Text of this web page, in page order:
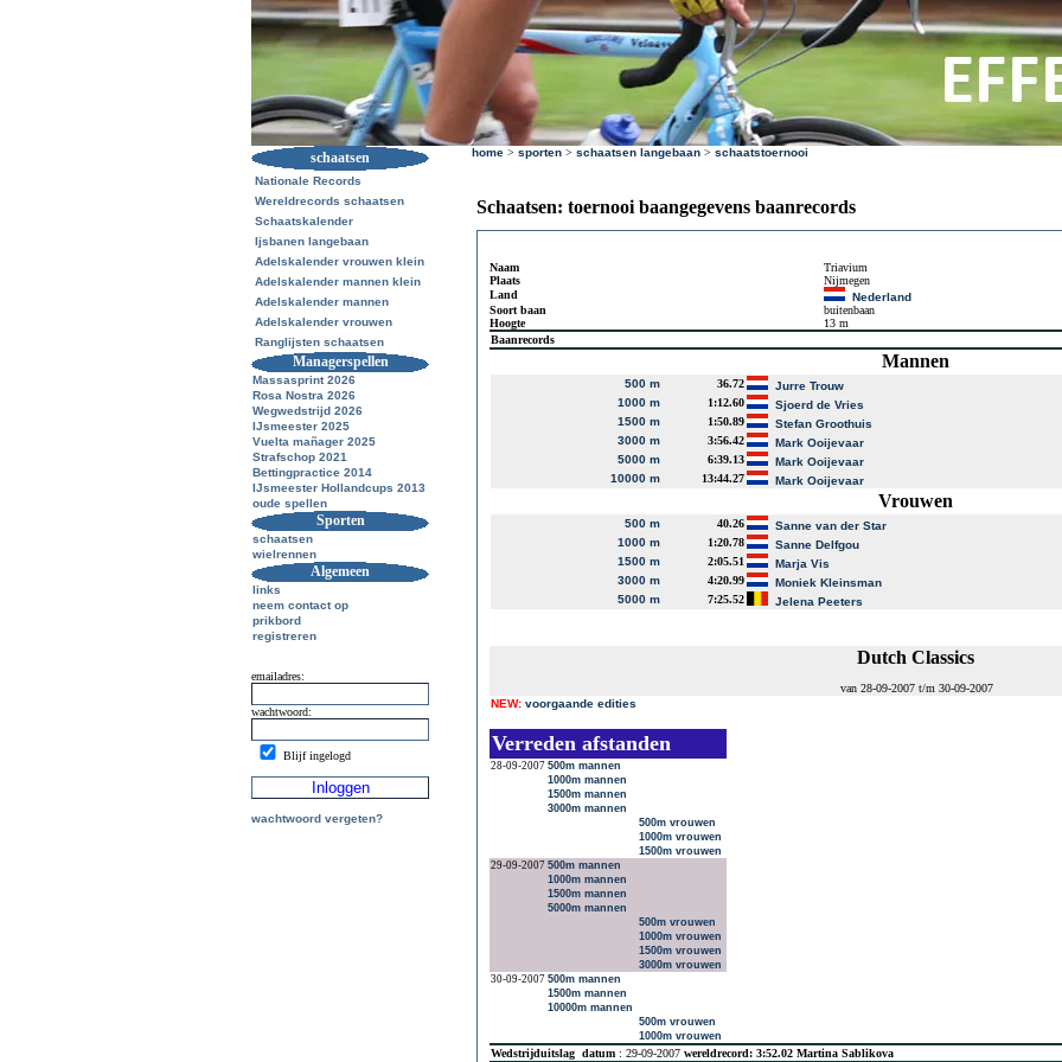
schaatsen
Nationale Records
Wereldrecords schaatsen
Schaatskalender
Ijsbanen langebaan
Adelskalender vrouwen klein
Adelskalender mannen klein
Adelskalender mannen
Adelskalender vrouwen
Ranglijsten schaatsen
Managerspellen
Massasprint 2026
Rosa Nostra 2026
Wegwedstrijd 2026
IJsmeester 2025
Vuelta mañager 2025
Strafschop 2021
Bettingpractice 2014
IJsmeester Hollandcups 2013
oude spellen
Sporten
schaatsen
wielrennen
Algemeen
links
neem contact op
prikbord
registreren
emailadres:
wachtwoord:
Blijf ingelogd
wachtwoord vergeten?
home > sporten > schaatsen langebaan > schaatstoernooi
Schaatsen: toernooi baangegevens baanrecords
Naam
Triavium
Plaats
Nijmegen
Land
Nederland
Soort baan
buitenbaan
Hoogte
13 m
Baanrecords
Mannen
500 m 36.72 Jurre Trouw
1000 m
1:12.60 Sjoerd de Vries
1500 m
1:50.89 Stefan Groothuis
3000 m
3:56.42 Mark Ooijevaar
5000 m
6:39.13 Mark Ooijevaar
10000 m
13:44.27 Mark Ooijevaar
Vrouwen
500 m 40.26 Sanne van der Star
1000 m
1:20.78 Sanne Delfgou
1500 m
2:05.51 Marja Vis
3000 m
4:20.99 Moniek Kleinsman
5000 m
7:25.52 Jelena Peeters
Dutch Classics
van 28-09-2007 t/m 30-09-2007
NEW: voorgaande edities
Verreden afstanden
28-09-2007 500m mannen
1000m mannen
1500m mannen
3000m mannen
500m vrouwen
1000m vrouwen
1500m vrouwen
29-09-2007 500m mannen
1000m mannen
1500m mannen
5000m mannen
500m vrouwen
1000m vrouwen
1500m vrouwen
3000m vrouwen
30-09-2007 500m mannen
1500m mannen
10000m mannen
500m vrouwen
1000m vrouwen
Wedstrijduitslag datum : 29-09-2007 wereldrecord: 3:52.02 Martina Sablikova